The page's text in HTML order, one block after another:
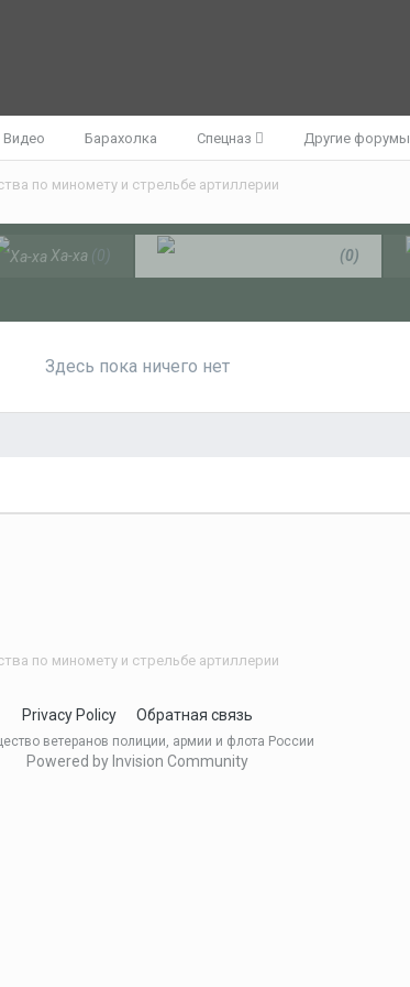
Видео Барахолка Спецназ Другие форумы
по миномету и стрельбе артиллерии
Ха-ха (0) (0)
Здесь пока ничего нет
по миномету и стрельбе артиллерии
Privacy Policy Обратная связь
ветеранов полиции, армии и флота России
Powered by Invision Community